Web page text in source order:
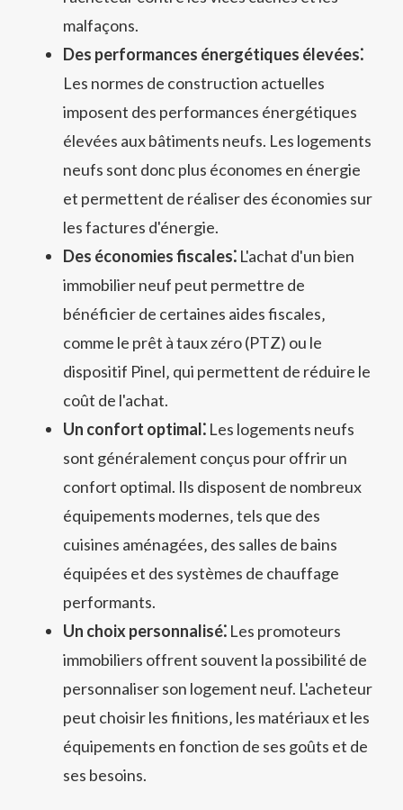
malfaçons.
Des performances énergétiques élevées⁚
Les normes de construction actuelles
imposent des performances énergétiques
élevées aux bâtiments neufs. Les logements
neufs sont donc plus économes en énergie
et permettent de réaliser des économies sur
les factures d'énergie.
Des économies fiscales⁚ L'achat d'un bien
immobilier neuf peut permettre de
bénéficier de certaines aides fiscales‚
comme le prêt à taux zéro (PTZ) ou le
dispositif Pinel‚ qui permettent de réduire le
coût de l'achat.
Un confort optimal⁚ Les logements neufs
sont généralement conçus pour offrir un
confort optimal. Ils disposent de nombreux
équipements modernes‚ tels que des
cuisines aménagées‚ des salles de bains
équipées et des systèmes de chauffage
performants.
Un choix personnalisé⁚ Les promoteurs
immobiliers offrent souvent la possibilité de
personnaliser son logement neuf. L'acheteur
peut choisir les finitions‚ les matériaux et les
équipements en fonction de ses goûts et de
ses besoins.